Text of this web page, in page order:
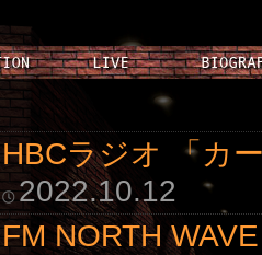
HBCラジオ 「カ
2022.10.12
FM NORTH